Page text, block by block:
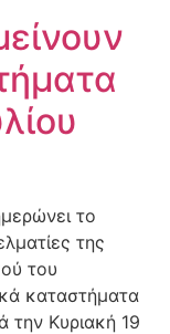
το
της
του
καταστήματα
την Κυριακή 19